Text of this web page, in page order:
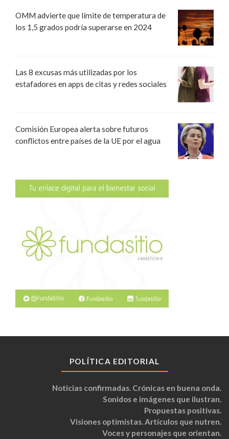
OMM advierte que límite de temperatura de
los 1,5 grados podría superarse en 2024
Las 8 excusas más utilizadas por los
estafadores en apps de citas y redes sociales
Comisión Europea alerta sobre futuros
conflictos entre países de la UE por el agua
POLÍTICA EDITORIAL
Noticias confirmadas. Crónicas en buena onda.
Sonidos e imágenes que ilustran.
Propuestas positivas.
Visiones optimistas. Artículos que nutren.
Voces y personajes que orientan.